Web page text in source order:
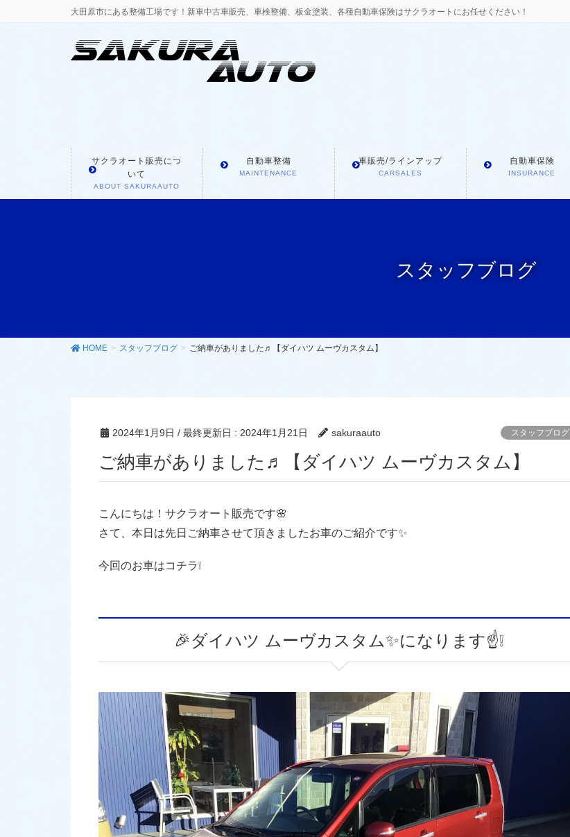
大田原市にある整備工場です！新車中古車販売、車検整備、板金塗装、各種自動車保険はサクラオートにお任せください！
サクラオート販売につ
いて
ABOUT SAKURAAUTO
自動車整備
MAINTENANCE
車販売/ラインアップ
CARSALES
自動車保険
INSURANCE
スタッフブログ
HOME スタッフブログ ご納車がありました♬【ダイハツ ムーヴカスタム】
2024年1月9日 / 最終更新日 : 2024年1月21日 sakuraauto スタッフブログ
ご納車がありました♬【ダイハツ ムーヴカスタム】
こんにちは！サクラオート販売です🌸
さて、本日は先日ご納車させて頂きましたお車のご紹介です✨
今回のお車はコチラ❕
🎉ダイハツ ムーヴカスタム✨になります☝️❕